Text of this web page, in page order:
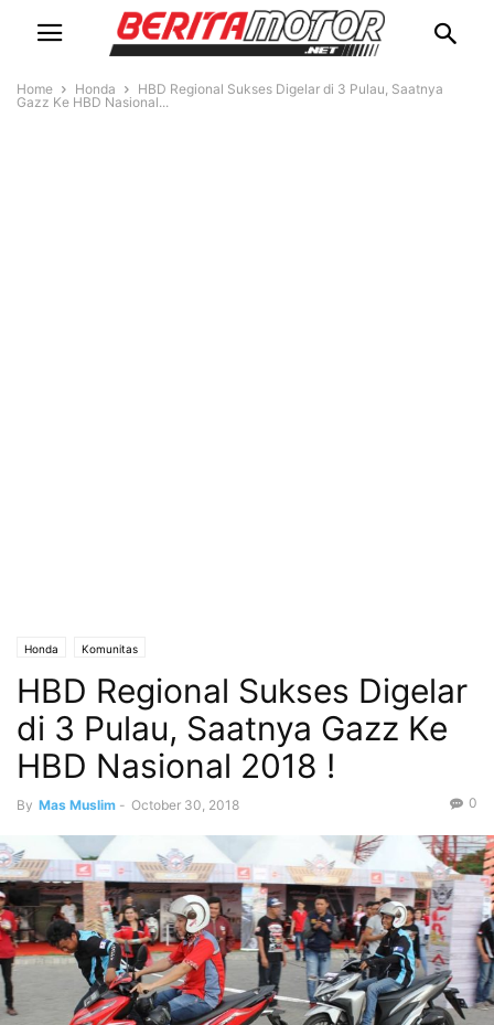
Home Honda
HBD Regional Sukses Digelar di 3 Pulau, Saatnya
Gazz Ke HBD Nasional...
Honda Komunitas
HBD Regional Sukses Digelar
di 3 Pulau, Saatnya Gazz Ke
HBD Nasional 2018 !
By Mas Muslim - October 30, 2018 0